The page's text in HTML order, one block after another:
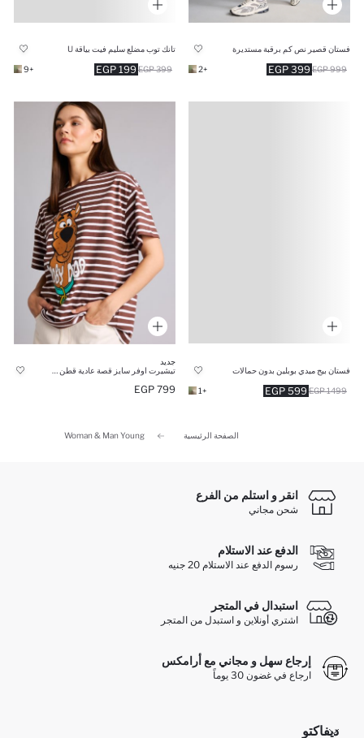
فستان قصير نص كم برقبة مستديرة
399 EGP 999 EGP
+2
تانك توب مضلع سليم فيت بياقة U
199 EGP 399 EGP
+9
فستان بيج ميدي بوبلين بدون حمالات
599 EGP 1499 EGP
+1
جديد
799 EGP
الصفحة الرئيسية Woman & Man Young
انقر و استلم من الفرع
شحن مجاني
الدفع عند الاستلام
رسوم الدفع عند الاستلام 20 جنيه
استبدال في المتجر
اشتري أونلاين و استبدل من المتجر
إرجاع سهل و مجاني مع أرامكس
ارجاع في غضون 30 يوماً
ديفاكتو